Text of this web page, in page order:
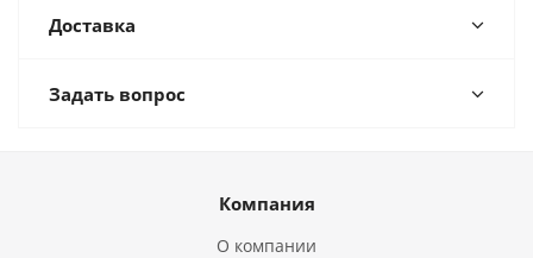
Доставка
Задать вопрос
Компания
О компании